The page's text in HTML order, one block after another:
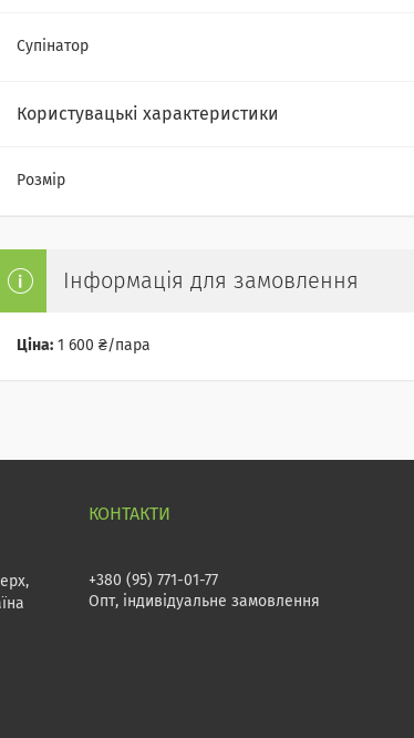
Супінатор
Користувацькі характеристики
Розмір
Інформація для замовлення
Ціна: 1 600 ₴/пара
+380 (95) 771-01-77
Опт, індивідуальне замовлення